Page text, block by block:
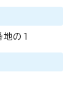
の1